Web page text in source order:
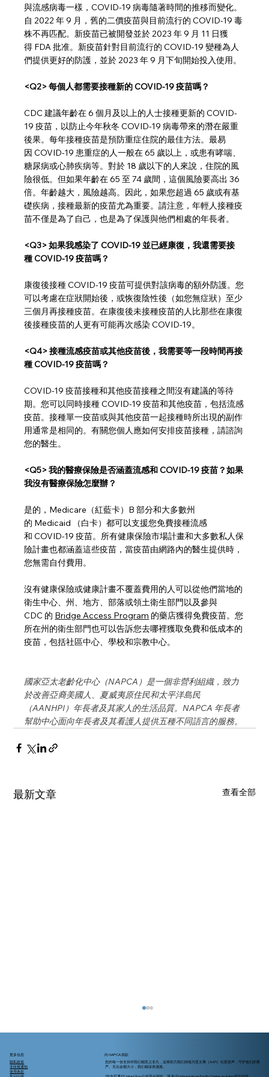
與流感病毒一樣，COVID-19 病毒隨著時間的推移而變化。
自 2022 年 9 月，舊的二價疫苗與目前流行的 COVID-19 毒
株不再匹配。新疫苗已被開發並於 2023 年 9 月 11 日獲
得 FDA 批准。新疫苗針對目前流行的 COVID-19 變種為人
們提供更好的防護，並於 2023 年 9 月下旬開始投入使用。
<Q2> 每個人都需要接種新的 COVID-19 疫苗嗎？
CDC 建議年齡在 6 個月及以上的人士接種更新的 COVID-
19 疫苗，以防止今年秋冬 COVID-19 病毒帶來的潛在嚴重
後果。每年接種疫苗是預防重症住院的最佳方法。最易
因 COVID-19 患重症的人一般在 65 歲以上，或患有哮喘、
糖尿病或心肺疾病等。對於 18 歲以下的人來說，住院的風
險很低。但如果年齡在 65 至 74 歲間，這個風險要高出 36
倍。年齡越大，風險越高。因此，如果您超過 65 歲或有基
礎疾病，接種最新的疫苗尤為重要。請注意，年輕人接種疫
苗不僅是為了自己，也是為了保護與他們相處的年長者。
<Q3> 如果我感染了 COVID-19 並已經康復，我還需要接
種 COVID-19 疫苗嗎？
康復後接種 COVID-19 疫苗可提供對該病毒的額外防護。您
可以考慮在症狀開始後，或恢復陰性後（如您無症狀）至少
三個月再接種疫苗。在康復後未接種疫苗的人比那些在康復
後接種疫苗的人更有可能再次感染 COVID-19。
<Q4> 接種流感疫苗或其他疫苗後，我需要等一段時間再接
種 COVID-19 疫苗嗎？
COVID-19 疫苗接種和其他疫苗接種之間沒有建議的等待
期。您可以同時接種 COVID-19 疫苗和其他疫苗，包括流感
疫苗。接種單一疫苗或與其他疫苗一起接種時所出現的副作
用通常是相同的。有關您個人應如何安排疫苗接種，請諮詢
您的醫生。
<Q5> 我的醫療保險是否涵蓋流感和 COVID-19 疫苗？如果
我沒有醫療保險怎麼辦？
是的，Medicare（紅藍卡）B 部分和大多數州
的 Medicaid （白卡）都可以支援您免費接種流感
和 COVID-19 疫苗。所有健康保險市場計畫和大多數私人保
險計畫也都涵蓋這些疫苗，當疫苗由網路內的醫生提供時，
您無需自付費用。
沒有健康保險或健康計畫不覆蓋費用的人可以從他們當地的
衛生中心、州、地方、部落或領土衛生部門以及參與
CDC 的 Bridge Access Program 的藥店獲得免費疫苗。您
所在州的衛生部門也可以告訴您去哪裡獲取免費和低成本的
疫苗，包括社區中心、學校和宗教中心。
國家亞太老齡化中心（NAPCA）是一個非營利組織，致力
於改善亞裔美國人、夏威夷原住民和太平洋島民
（AANHPI）年長者及其家人的生活品質。NAPCA 年長者
幫助中心面向年長者及其看護人提供五種不同語言的服務。
最新文章 查看全部
更多信息
隐私政策
非歧视通知
使用条款
常问问题
向 NAPCA 捐款
您的每一份支持对我们都意义非凡，这将助力我们持续为亚太裔（AAPI）社群发声，守护他们的尊
严。无论金额大小，我们都深表感激。
*您亦可通过United Way公益平台捐款，请 备注National Asian Pacific Center on Aging 指定代码